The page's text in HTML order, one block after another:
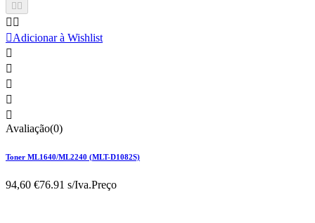
 
 
Adicionar à Wishlist





Avaliação(0)
Toner ML1640/ML2240 (MLT-D1082S)
94,60 €76.91 s/Iva.Preço